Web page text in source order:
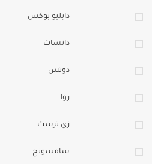
دابليو بوكس
دانسات
دوتس
روا
زي ترست
سامسونج